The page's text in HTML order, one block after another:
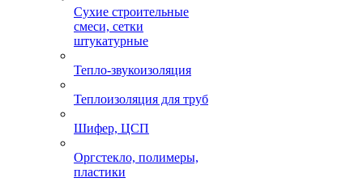
Сухие строительные
смеси, сетки
штукатурные
Тепло-звукоизоляция
Теплоизоляция для труб
Шифер, ЦСП
Оргстекло, полимеры,
пластики